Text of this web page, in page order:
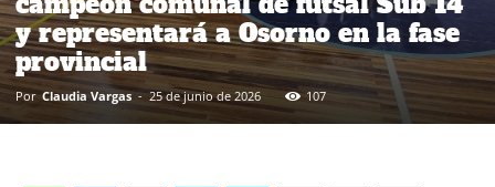
y representará a Osorno en la fase
provincial
Por Claudia Vargas - 25 de junio de 2026 107